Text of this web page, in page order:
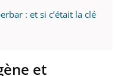
: et si c’était la clé
et